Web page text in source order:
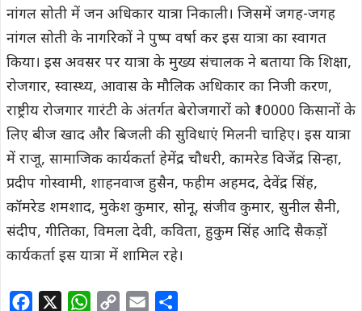
नांगल सोती में जन अधिकार यात्रा निकाली। जिसमें जगह-जगह
नांगल सोती के नागरिकों ने पुष्प वर्षा कर इस यात्रा का स्वागत
किया। इस अवसर पर यात्रा के मुख्य संचालक ने बताया कि शिक्षा,
रोजगार, स्वास्थ्य, आवास के मौलिक अधिकार का निजी करण,
राष्ट्रीय रोजगार गारंटी के अंतर्गत बेरोजगारों को ₹10000 किसानों के
लिए बीज खाद और बिजली की सुविधाएं मिलनी चाहिए। इस यात्रा
में राजू, सामाजिक कार्यकर्ता हेमेंद्र चौधरी, कामरेड विजेंद्र सिन्हा,
प्रदीप गोस्वामी, शाहनवाज हुसैन, फहीम अहमद, देवेंद्र सिंह,
कॉमरेड शमशाद, मुकेश कुमार, सोनू, संजीव कुमार, सुनील सैनी,
संदीप, गीतिका, विमला देवी, कविता, हुकुम सिंह आदि सैकड़ों
कार्यकर्ता इस यात्रा में शामिल रहे।
W